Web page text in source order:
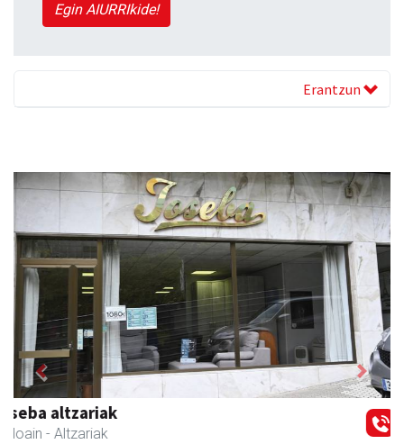
Egin AIURRIkide!
Erantzun
Kiwi Corner English
Andoain - Akademiak
Previous Next